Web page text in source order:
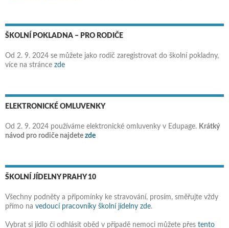
ŠKOLNÍ POKLADNA – PRO RODIČE
Od 2. 9. 2024 se můžete jako rodič zaregistrovat do školní pokladny,
více na stránce zde
ELEKTRONICKÉ OMLUVENKY
Od 2. 9. 2024 používáme elektronické omluvenky v Edupage. Krátký
návod pro rodiče najdete zde
ŠKOLNÍ JÍDELNY PRAHY 10
Všechny podněty a připomínky ke stravování, prosím, směřujte vždy
přímo na vedoucí pracovníky školní jídelny zde.
Vybrat si jídlo či odhlásit oběd v případě nemoci můžete přes tento